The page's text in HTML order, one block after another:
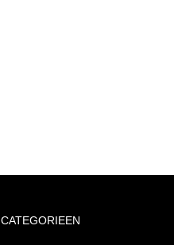
CATEGORIEEN